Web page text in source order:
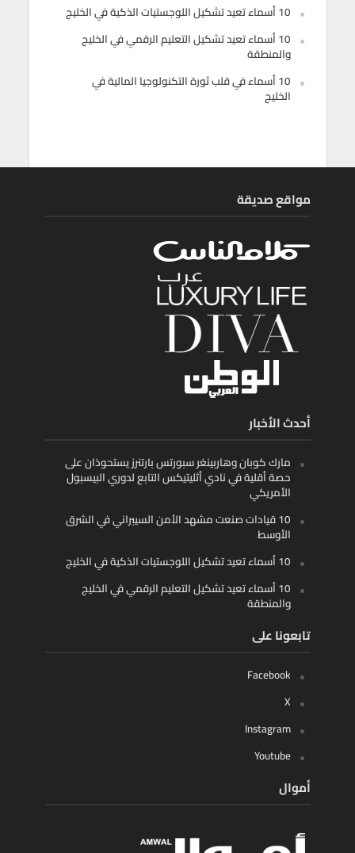
10 أسماء تعيد تشكيل اللوجستيات الذكية في الخليج
10 أسماء تعيد تشكيل التعليم الرقمي في الخليج
والمنطقة
10 أسماء في قلب ثورة التكنولوجيا المالية في
الخليج
مواقع صديقة
أحدث الأخبار
مارك كوبان وهاربينغر سبورتس بارتنرز يستحوذان على
حصة أقلية في نادي أثليتيكس التابع لدوري البيسبول
الأمريكي
10 قيادات صنعت مشهد الأمن السيبراني في الشرق
الأوسط
10 أسماء تعيد تشكيل اللوجستيات الذكية في الخليج
10 أسماء تعيد تشكيل التعليم الرقمي في الخليج
والمنطقة
تابعونا على
Facebook
X
Instagram
Youtube
أموال